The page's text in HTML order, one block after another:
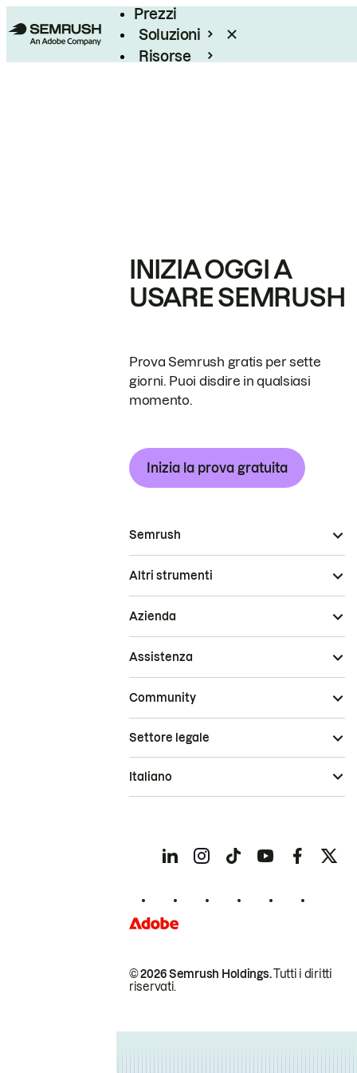
Prezzi
Soluzioni
Risorse
INIZIA OGGI A
USARE SEMRUSH
Prova Semrush gratis per sette
giorni. Puoi disdire in qualsiasi
momento.
Inizia la prova gratuita
Semrush
Altri strumenti
Azienda
Assistenza
Community
© 2026 Semrush Holdings.Tutti i diritti
riservati.
Settore legale
Italiano